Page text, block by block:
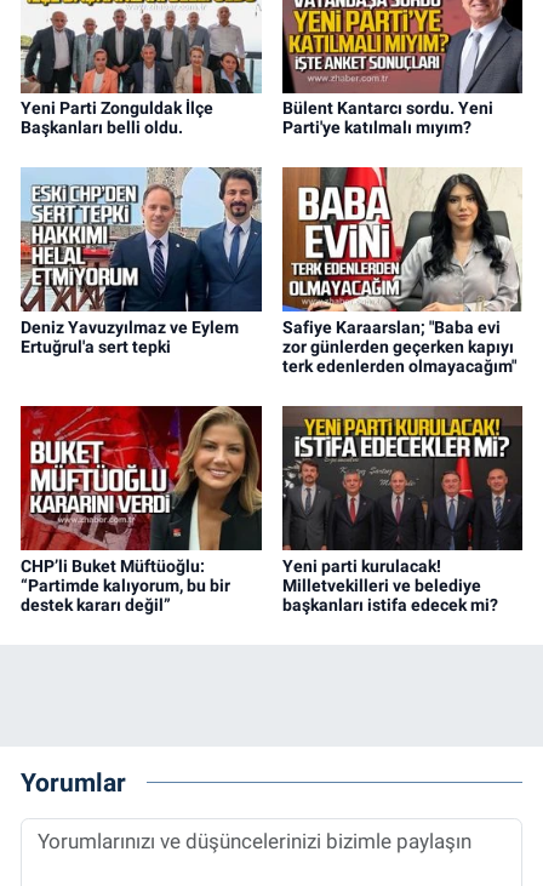
Yeni Parti Zonguldak İlçe
Başkanları belli oldu.
Bülent Kantarcı sordu. Yeni
Parti'ye katılmalı mıyım?
Deniz Yavuzyılmaz ve Eylem
Ertuğrul'a sert tepki
Safiye Karaarslan; "Baba evi
zor günlerden geçerken kapıyı
terk edenlerden olmayacağım"
CHP’li Buket Müftüoğlu:
“Partimde kalıyorum, bu bir
destek kararı değil”
Yeni parti kurulacak!
Milletvekilleri ve belediye
başkanları istifa edecek mi?
Yorumlar